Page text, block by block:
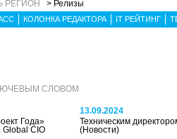
РЕГИОН > Релизы
КОЛОНКА РЕДАКТОРА IT РЕЙТИНГ
СЛОВОМ
Года»
CIO
13.09.2024
Техническим
(Новости)